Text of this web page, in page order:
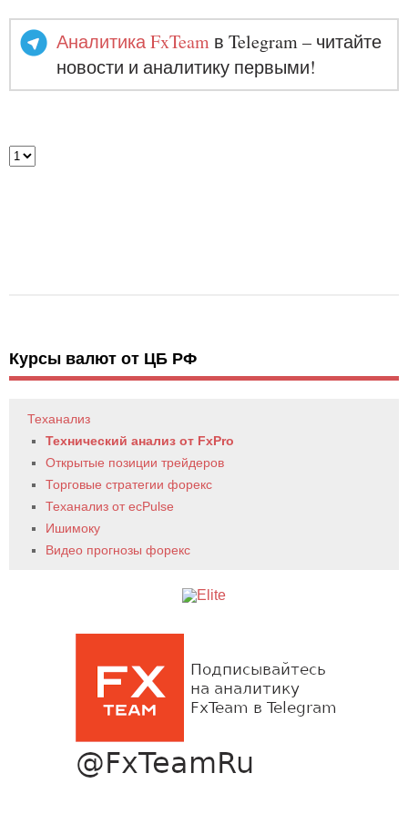
Аналитика FxTeam в Telegram – читайте
новости и аналитику первыми!
Курсы валют от ЦБ РФ
Теханализ
Технический анализ от FxPro
Открытые позиции трейдеров
Торговые стратегии форекс
Теханализ от ecPulse
Ишимоку
Видео прогнозы форекс